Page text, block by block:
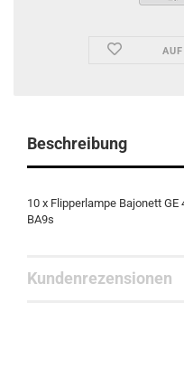
Beschreibung
10 x Flipperlampe Bajonett GE
BA9s
Kundenrezensionen